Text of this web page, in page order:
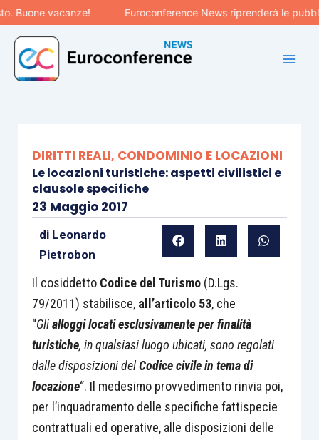
Vai
al
contenuto
vacanze! Euroconference News riprenderà le
DIRITTI REALI, CONDOMINIO E LOCAZIONI
Le locazioni turistiche: aspetti civilistici e
clausole specifiche
23 Maggio 2017
di Leonardo
Pietrobon
Il cosiddetto Codice del Turismo(D.Lgs.
79/2011) stabilisce, all’articolo 53, che
“Glialloggi locati esclusivamente per finalità
turistiche, in qualsiasi luogo ubicati, sono regolati
dalle disposizioni delCodice civile in tema di
locazione“. Il medesimo provvedimento rinvia poi,
per l’inquadramento delle specifiche fattispecie
contrattuali ed operative, alle disposizioni delle